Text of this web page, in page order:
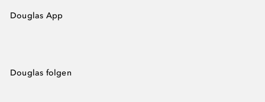
Douglas App
Douglas folgen